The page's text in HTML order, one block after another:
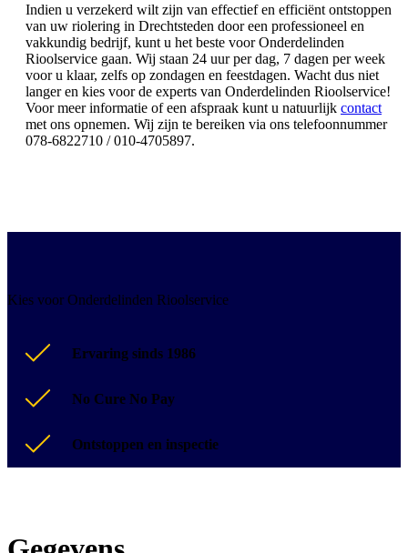
Indien u verzekerd wilt zijn van effectief en efficiënt ontstoppen
van uw riolering in Drechtsteden door een professioneel en
vakkundig bedrijf, kunt u het beste voor Onderdelinden
Rioolservice gaan. Wij staan 24 uur per dag, 7 dagen per week
voor u klaar, zelfs op zondagen en feestdagen. Wacht dus niet
langer en kies voor de experts van Onderdelinden Rioolservice!
Voor meer informatie of een afspraak kunt u natuurlijk contact
met ons opnemen. Wij zijn te bereiken via ons telefoonnummer
078-6822710 / 010-4705897.
Kies voor Onderdelinden Rioolservice
Ervaring sinds 1986
No Cure No Pay
Ontstoppen en inspectie